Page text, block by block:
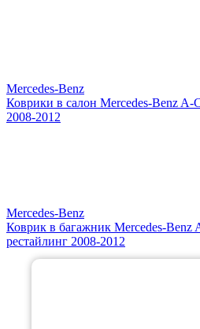
Mercedes-Benz
Коврики в салон Mercedes-Benz A-
2008-2012
Mercedes-Benz
Коврик в багажник Mercedes-Benz
рестайлинг 2008-2012